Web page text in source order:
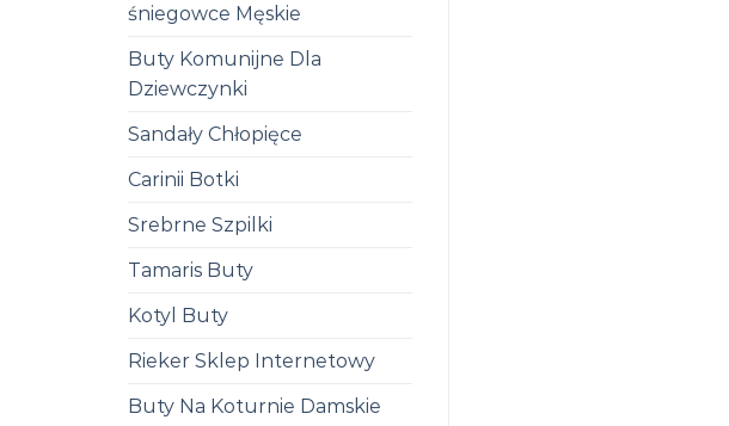
śniegowce Męskie
Buty Komunijne Dla
Dziewczynki
Sandały Chłopięce
Carinii Botki
Srebrne Szpilki
Tamaris Buty
Kotyl Buty
Rieker Sklep Internetowy
Buty Na Koturnie Damskie